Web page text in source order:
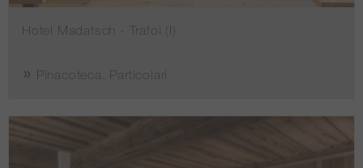
Hotel Madatsch - Trafoi (I)
Pinacoteca, Particolari